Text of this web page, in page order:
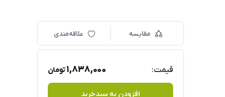
مقایسه علاقه‌مندی
قیمت: 1,838,000تومان
افزودن به سبدخرید